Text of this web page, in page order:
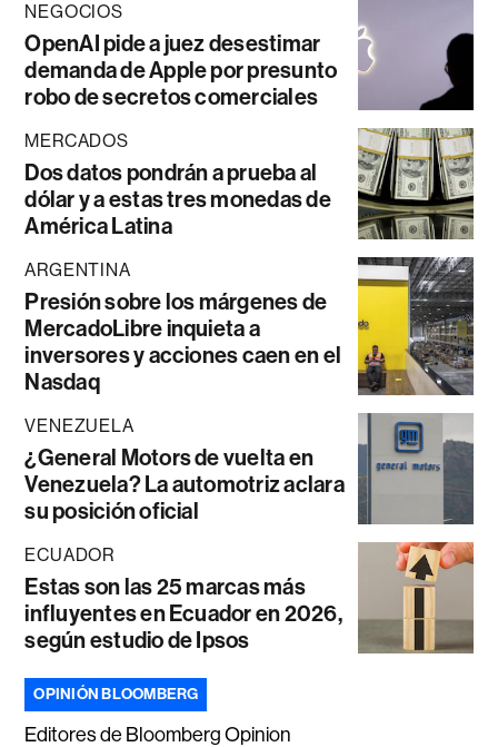
NEGOCIOS
OpenAI pide a juez desestimar
demanda de Apple por presunto
robo de secretos comerciales
MERCADOS
Dos datos pondrán a prueba al
dólar y a estas tres monedas de
América Latina
ARGENTINA
Presión sobre los márgenes de
MercadoLibre inquieta a
inversores y acciones caen en el
Nasdaq
VENEZUELA
¿General Motors de vuelta en
Venezuela? La automotriz aclara
su posición oficial
ECUADOR
Estas son las 25 marcas más
influyentes en Ecuador en 2026,
según estudio de Ipsos
OPINIÓN BLOOMBERG
Editores de Bloomberg Opinion